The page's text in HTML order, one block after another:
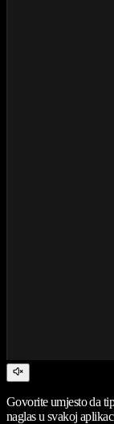
Govorite umjesto da
naglas u svakoj